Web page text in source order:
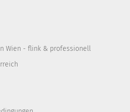
Wien - flink & professionell